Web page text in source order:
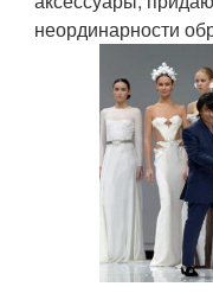
неординарности